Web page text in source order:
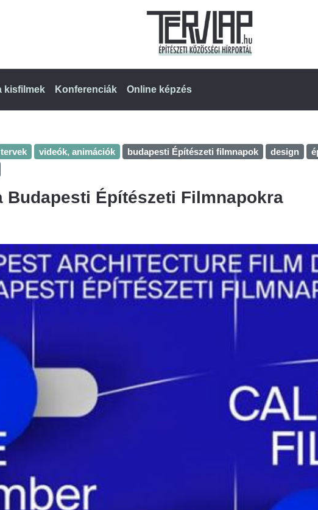
kisfilmek Konferenciák Online képzés
tervek videók, animációk budapesti Építészeti filmnapok design
Budapesti Építészeti Filmnapokra